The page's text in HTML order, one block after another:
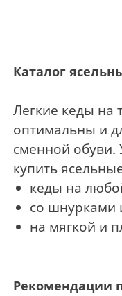
Каталог
Легкие кеды на
оптимальны и
сменной обуви.
купить
кеды на
со шнурками
на мягкой и
Рекомендации